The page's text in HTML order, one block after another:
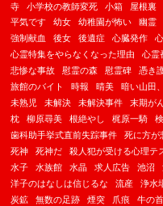
寺
小学校の教師変死 小箱 屋根裏
平気です
幼女 幼稚園が怖い 幽霊
強制献血
後女 後遺症 心臓発作
心霊特集をやらなくなった理由
心霊
悲惨な事故
慰霊の森 慰霊碑 憑き
旅館のバイト
時報 晴美 暗い山田
未熟児
未解決 未解決事件 末期が
枕
柳原尋美 根絶やし 梶原一騎
歯科助手挙式直前失踪事件
死に方が
死神
死神だ 殺人犯が受ける心理テ
水子
水族館 水晶 求人広告 池沼
洋子のはなしは信じるな
流産 浄水
炭鉱
無数の足跡 煙突 爪痕 牛の首